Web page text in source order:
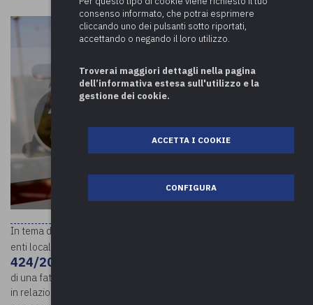
In tema di recupero della maggiore IVA split versata da parte degli
enti locali, l’Agenzia delle entrate, con la
424/2021
di una fattura emessa ai sensi dell’articolo 17-ter del decreto IVA,
in relazione alla quale opera, appunto, la scissione dei pagamenti,
consenso informato, che potrai esprimere
cliccando uno dei pulsanti sotto riportati,
accettando o negando il loro utilizzo.
Troverai maggiori dettagli nella pagina
dell’informativa estesa sull'utilizzo e la
gestione dei cookie.
ACCETTA I COOKIE
CONFIGURA